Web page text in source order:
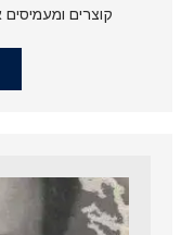
קוצרים